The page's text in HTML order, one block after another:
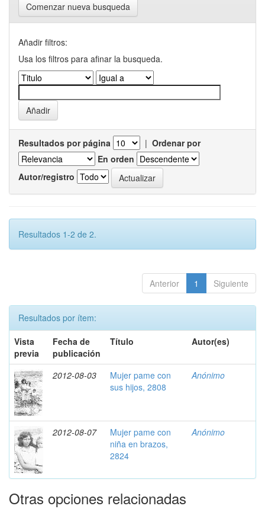
Comenzar nueva busqueda
Añadir filtros:
Usa los filtros para afinar la busqueda.
Resultados por página | Ordenar por
En orden
Autor/registro
Resultados 1-2 de 2.
Anterior 1 Siguiente
Resultados por ítem:
Vista
previa
Fecha de
publicación
Título Autor(es)
2012-08-03
Mujer pame con
sus hijos, 2808
Anónimo
2012-08-07
Mujer pame con
niña en brazos,
2824
Anónimo
Otras opciones relacionadas